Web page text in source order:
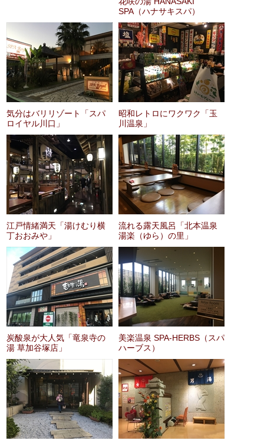
SPA（ハナサキスパ）
気分はバリリゾート「スパ
ロイヤル川口」
昭和レトロにワクワク「玉
川温泉」
江戸情緒満天「湯けむり横
丁おおみや」
流れる露天風呂「北本温泉
湯楽（ゆら）の里」
炭酸泉が大人気「竜泉寺の
湯 草加谷塚店」
美楽温泉 SPA-HERBS（スパ
ハーブス）